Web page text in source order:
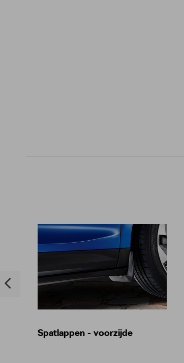
Spatlappen - voorzijde